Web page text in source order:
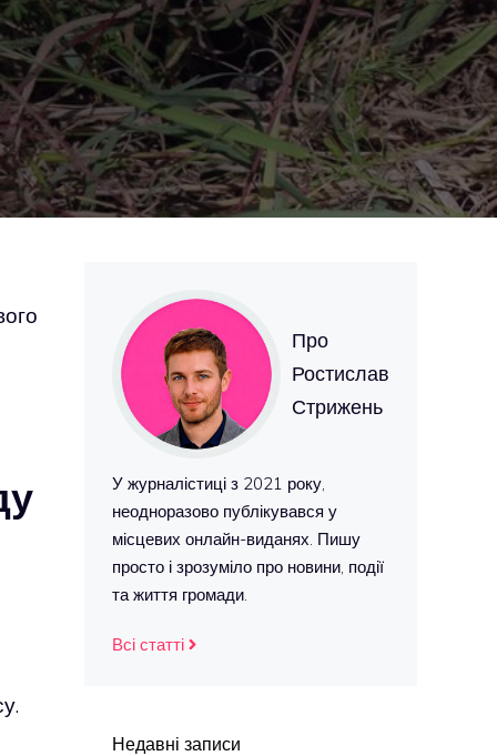
Про
Ростислав
Стрижень
У журналістиці з 2021 року,
неодноразово публікувався у
місцевих онлайн-виданях. Пишу
просто і зрозуміло про новини, події
та життя громади.
Всі статті
Недавні записи